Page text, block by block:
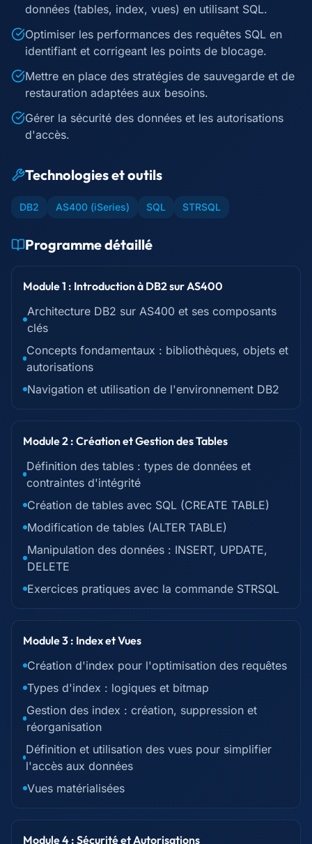
données (tables, index, vues) en utilisant SQL.
Optimiser les performances des requêtes SQL en
identifiant et corrigeant les points de blocage.
Mettre en place des stratégies de sauvegarde et de
restauration adaptées aux besoins.
Gérer la sécurité des données et les autorisations
d'accès.
Technologies et outils
DB2 AS400 (iSeries) SQL STRSQL
Programme détaillé
Module 1 : Introduction à DB2 sur AS400
Architecture DB2 sur AS400 et ses composants
clés
Concepts fondamentaux : bibliothèques, objets et
autorisations
Navigation et utilisation de l'environnement DB2
Module 2 : Création et Gestion des Tables
Définition des tables : types de données et
contraintes d'intégrité
Création de tables avec SQL (CREATE TABLE)
Modification de tables (ALTER TABLE)
Manipulation des données : INSERT, UPDATE,
DELETE
Exercices pratiques avec la commande STRSQL
Module 3 : Index et Vues
Création d'index pour l'optimisation des requêtes
Types d'index : logiques et bitmap
Gestion des index : création, suppression et
réorganisation
Définition et utilisation des vues pour simplifier
l'accès aux données
Vues matérialisées
Module 4 : Sécurité et Autorisations